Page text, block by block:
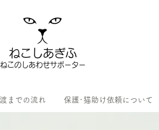
ねこしあぎふ
ねこのしあわせサポーター
までの流れ 保護･猫助け依頼について